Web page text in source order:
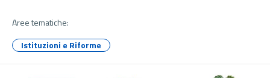
Aree tematiche:
Istituzioni e Riforme